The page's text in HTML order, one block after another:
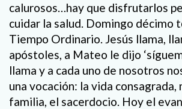
calurosos…hay que disfrutarlos
cuidar la salud. Domingo décimo
Tiempo Ordinario. Jesús llama,
apóstoles, a Mateo le dijo
llama y a cada uno de nosotros
una vocación: la vida
familia, el sacerdocio. Hoy el